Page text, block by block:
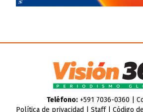
Teléfono:+591 7036-0360 |
Política de privacidad
Staff| Código